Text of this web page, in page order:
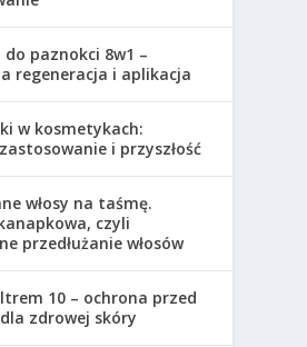
do paznokci 8w1 –
regeneracja i aplikacja
w kosmetykach:
i przyszłość
włosy na taśmę.
czyli
przedłużanie włosów
10 – ochrona przed
dla zdrowej skóry